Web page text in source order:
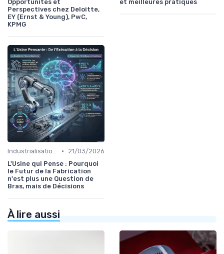
Opportunités et
Perspectives chez Deloitte,
EY (Ernst & Young), PwC,
KPMG
et meilleures pratiques
Industrialisation des process par IA •
21/03/2026
L'Usine qui Pense : Pourquoi
le Futur de la Fabrication
n'est plus une Question de
Bras, mais de Décisions
À lire aussi